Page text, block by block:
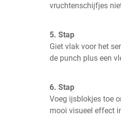
vruchtenschijfjes
5. Stap
Giet vlak voor het
de punch plus een
6. Stap
Voeg ijsblokjes toe
mooi visueel effect